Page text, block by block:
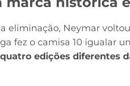
eliminação, Neymar
fez o camisa 10 igualar
quatro edições diferentes